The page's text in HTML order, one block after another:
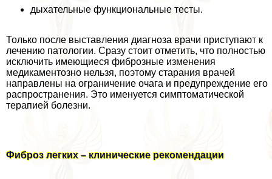
дыхательные функциональные тесты.
Только после выставления диагноза врачи приступают к
лечению патологии. Сразу стоит отметить, что полностью
исключить имеющиеся фиброзные изменения
медикаментозно нельзя, поэтому старания врачей
направлены на ограничение очага и предупреждение его
распространения. Это именуется симптоматической
терапией болезни.
Фиброз легких – клинические рекомендации